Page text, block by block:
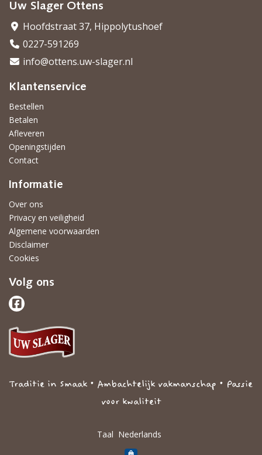
Uw Slager Ottens
Hoofdstraat 37, Hippolytushoef
0227-591269
info@ottens.uw-slager.nl
Klantenservice
Bestellen
Betalen
Afleveren
Openingstijden
Contact
Informatie
Over ons
Privacy en veiligheid
Algemene voorwaarden
Disclaimer
Cookies
Volg ons
Traditie in Smaak • Ambachtelijk vakmanschap • Passie
voor kwaliteit
Taal